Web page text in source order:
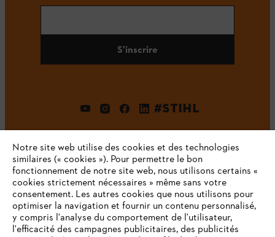
S'inscrire
#STIHL
L'Entreprise
Notre site web utilise des cookies et des technologies
similaires (« cookies »). Pour permettre le bon
fonctionnement de notre site web, nous utilisons certains «
cookies strictement nécessaires » même sans votre
consentement. Les autres cookies que nous utilisons pour
optimiser la navigation et fournir un contenu personnalisé,
y compris l'analyse du comportement de l'utilisateur,
l'efficacité des campagnes publicitaires, des publicités